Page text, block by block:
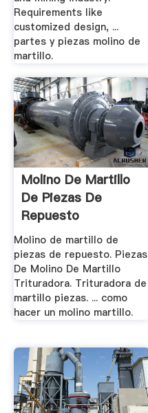
Requirements like
customized design, ...
partes y piezas molino de
martillo.
Molino De Martillo
De Piezas De
Repuesto
Molino de martillo de
piezas de repuesto. Piezas
De Molino De Martillo
Trituradora. Trituradora de
martillo piezas. ... como
hacer un molino martillo.